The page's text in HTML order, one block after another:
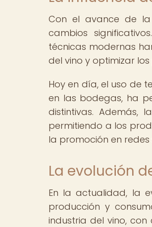
Con el avance de
cambios
técnicas modernas
del vino y optimizar
Hoy en día, el uso de
en las bodegas, ha
distintivas. Además,
permitiendo a los
la promoción en redes
La evolución
En la actualidad, la
producción y
industria del vino,